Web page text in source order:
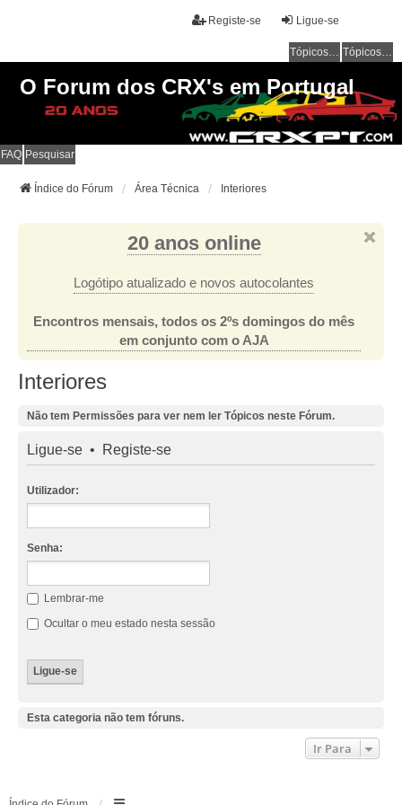
Ligue-se
Registe-se
Tópicos sem resposta Tópicos ativos
O Forum dos CRX's em Portugal
FAQ Pesquisar
Índice do Fórum Área Técnica Interiores
20 anos online
Logótipo atualizado e novos autocolantes
Encontros mensais, todos os 2ºs domingos do mês
em conjunto com o AJA
Interiores
Não tem Permissões para ver nem ler Tópicos neste Fórum.
Ligue-se • Registe-se
Utilizador:
Senha:
Lembrar-me
Ocultar o meu estado nesta sessão
Esta categoria não tem fóruns.
Ir Para